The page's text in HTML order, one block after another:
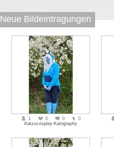
Neue Bildeintragungen
1 0 0
0
Katzucosplay-Katography